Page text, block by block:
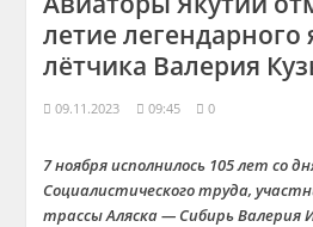
летие легендарного
лётчика Валерия
09.11.2023 09:45 0
7 ноября исполнилось 105 лет со
Социалистического труда,
трассы Аляска — Сибирь Валерия